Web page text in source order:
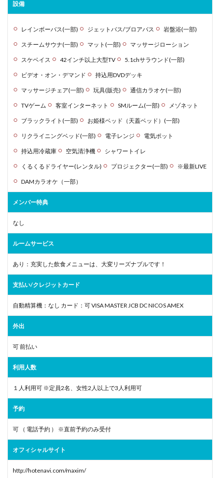
設備
レインボーバス(一部) ジェットバス/ブロアバス 岩盤浴(一部)
スチームサウナ(一部) マット(一部) マッサージローション
スケベイス 42インチ以上大型TV 5.1chサラウンド(一部)
ビデオ・オン・デマンド 持込用DVDデッキ
マッサージチェア(一部) 玩具(販売) 通信カラオケ(一部)
TVゲーム 客室インターネット SMルーム(一部) メゾネット
ブラックライト(一部) お姫様ベッド（天蓋ベッド）(一部)
リクライニングベッド(一部) 電子レンジ 電気ポット
持込用冷蔵庫 空気清浄機 シャワートイレ
くるくるドライヤー(レンタル) プロジェクター(一部) ※最新LIVE
DAMカラオケ（一部）
メンバー特典
なし
ルームサービス
あり：充実した飲食メニューは、大変リーズナブルです！
支払い/クレジットカード
自動精算機：なし カード：可 VISA MASTER JCB DC NICOS AMEX
外出
可 前払い
利用人数
１人利用可 ※定員2名、女性2人以上で3人利用可
予約
可 （ 電話予約 ） ※直前予約のみ受付
オフィシャルサイト
http://hotenavi.com/maxim/